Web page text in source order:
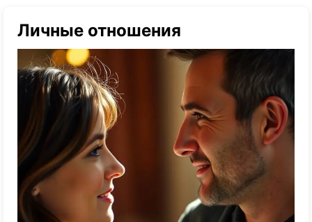
Личные отношения